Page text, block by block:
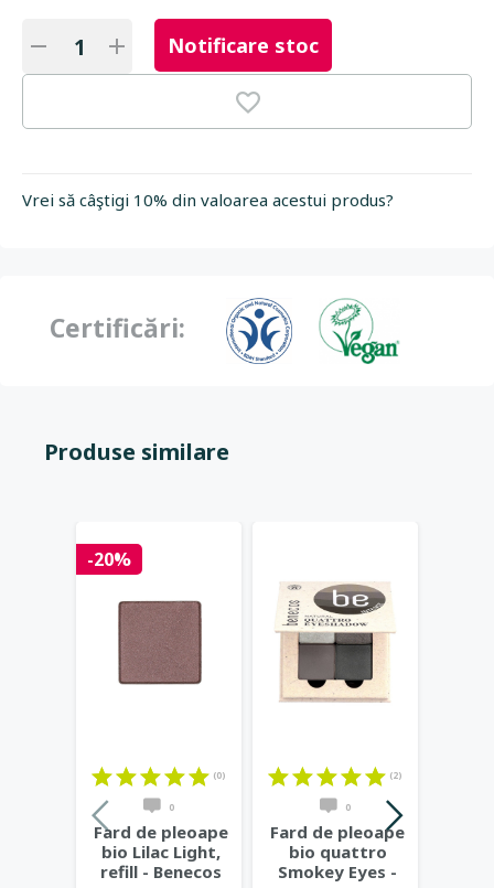
Notificare stoc
Vrei să câştigi 10% din valoarea acestui produs?
Certificări:
Produse similare
-20%
(0)
0
Fard de pleoape
bio Lilac Light,
refill - Benecos
(2)
0
Fard de pleoape
bio quattro
Smokey Eyes -